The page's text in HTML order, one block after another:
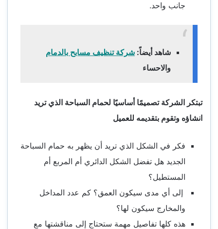
جانب واحد.
شاهد أيضاً: شركة تنظيف مسابح بالدمام
والاحساء
تبتكر الشركة تصميمًا أساسيًا لحمام السباحة الذي تريد
انشاؤه وتقوم بتقديمه للعميل
فكر في الشكل الذي تريد أن يظهر به حمام السباحة
الجديد هل تفضل الشكل الدائري أم المربع أم
المستطيل؟
إلى أي مدى سيكون العمق؟ كم عدد المداخل
والمخارج سيكون لها؟
هذه كلها تفاصيل مهمة ستحتاج إلى مناقشتها مع